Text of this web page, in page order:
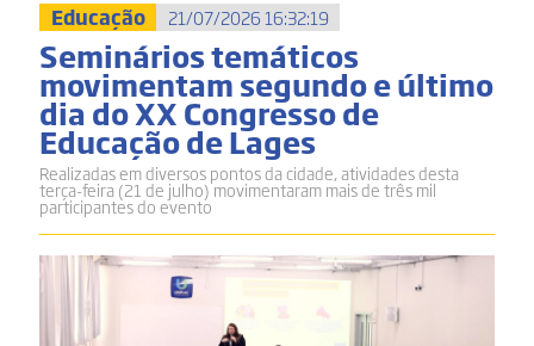
Educação 21/07/2026 16:32:19
Seminários temáticos
movimentam segundo e último
dia do XX Congresso de
Educação de Lages
Realizadas em diversos pontos da cidade, atividades desta
terça-feira (21 de julho) movimentaram mais de três mil
participantes do evento